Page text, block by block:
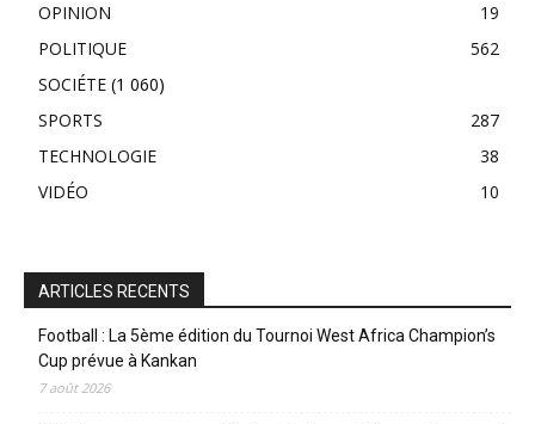
OPINION
19
POLITIQUE
562
SOCIÉTE (1 060)
SPORTS
287
TECHNOLOGIE
38
VIDÉO
10
ARTICLES RECENTS
Football : La 5ème édition du Tournoi West Africa Champion’s
Cup prévue à Kankan
7 août 2026